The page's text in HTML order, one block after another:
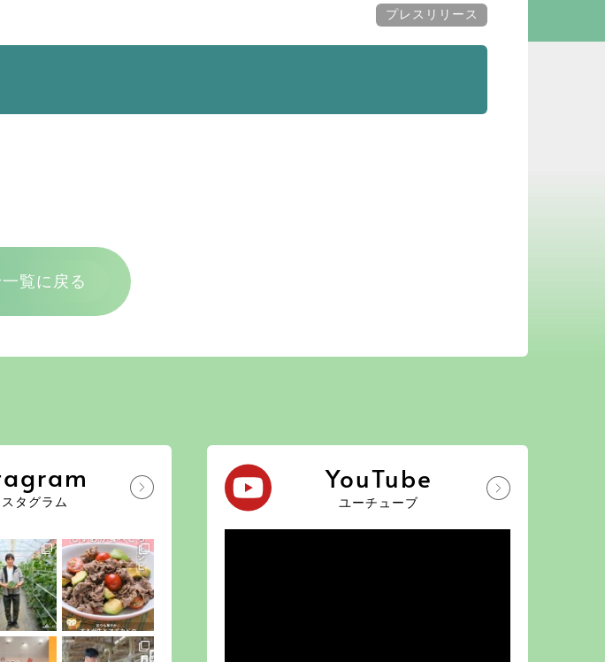
プレスリリース
覧に戻る
タグラム
YouTube
ユーチューブ